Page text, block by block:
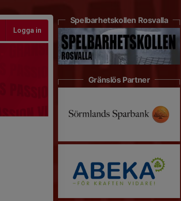
Logga in
Spelbarhetskollen Rosvalla
Gränslös Partner